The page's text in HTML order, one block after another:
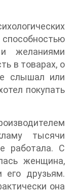
и желаниями
в товарах, о
слышал или
покупать
тысячи
работала. С
женщина,
его друзьям.
она